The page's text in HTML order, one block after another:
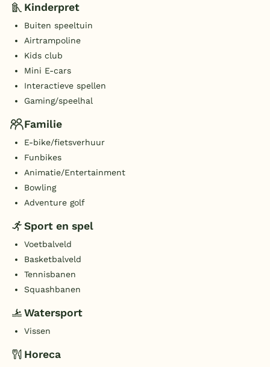
Kinderpret
Buiten speeltuin
Airtrampoline
Kids club
Mini E-cars
Interactieve spellen
Gaming/speelhal
Familie
E-bike/fietsverhuur
Funbikes
Animatie/Entertainment
Bowling
Adventure golf
Sport en spel
Voetbalveld
Basketbalveld
Tennisbanen
Squashbanen
Watersport
Vissen
Horeca